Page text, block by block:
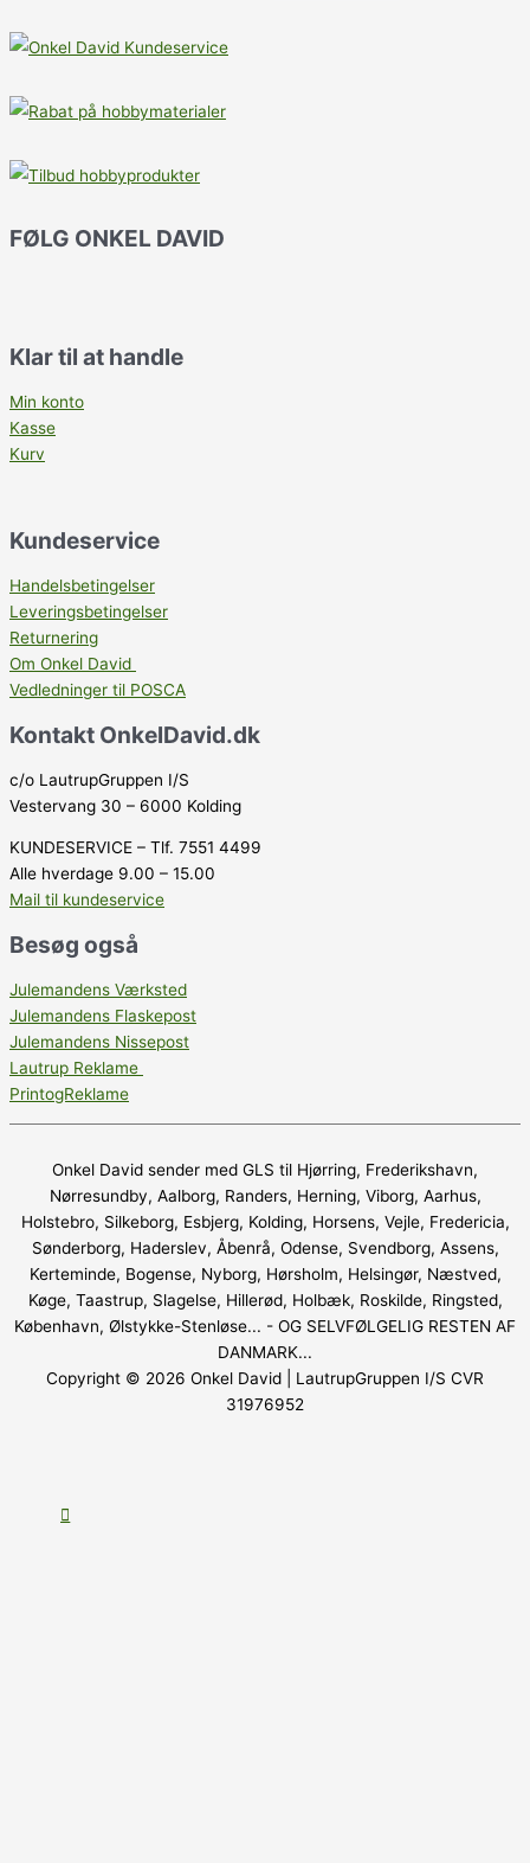
FØLG ONKEL DAVID
Klar til at handle
Min konto
Kasse
Kurv
Kundeservice
Handelsbetingelser
Leveringsbetingelser
Returnering
Om Onkel David
Vedledninger til POSCA
Kontakt OnkelDavid.dk
c/o LautrupGruppen I/S
Vestervang 30 – 6000 Kolding
KUNDESERVICE – Tlf. 7551 4499
Alle hverdage 9.00 – 15.00
Mail til kundeservice
Besøg også
Julemandens Værksted
Julemandens Flaskepost
Julemandens Nissepost
Lautrup Reklame
PrintogReklame
Onkel David sender med GLS til Hjørring, Frederikshavn,
Nørresundby, Aalborg, Randers, Herning, Viborg, Aarhus,
Holstebro, Silkeborg, Esbjerg, Kolding, Horsens, Vejle, Fredericia,
Sønderborg, Haderslev, Åbenrå, Odense, Svendborg, Assens,
Kerteminde, Bogense, Nyborg, Hørsholm, Helsingør, Næstved,
Køge, Taastrup, Slagelse, Hillerød, Holbæk, Roskilde, Ringsted,
København, Ølstykke-Stenløse... - OG SELVFØLGELIG RESTEN AF
DANMARK...
Copyright © 2026 Onkel David | LautrupGruppen I/S CVR
31976952